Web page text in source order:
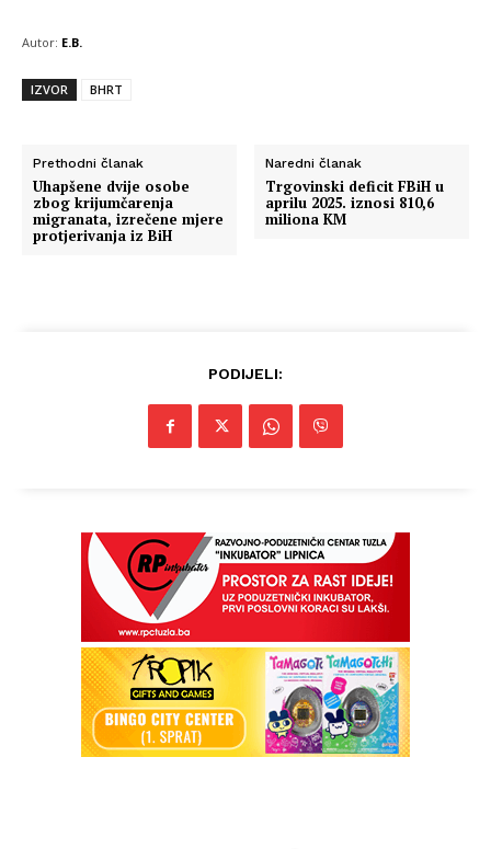
Autor: E.B.
IZVOR BHRT
Prethodni članak
Uhapšene dvije osobe
zbog krijumčarenja
migranata, izrečene mjere
protjerivanja iz BiH
Naredni članak
Trgovinski deficit FBiH u
aprilu 2025. iznosi 810,6
miliona KM
PODIJELI: